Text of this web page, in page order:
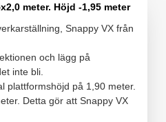
meter. Höjd -1,95 meter
Snappy VX från
och lägg på
inte bli.
plattformshöjd på 1,90 meter.
Detta gör att Snappy VX